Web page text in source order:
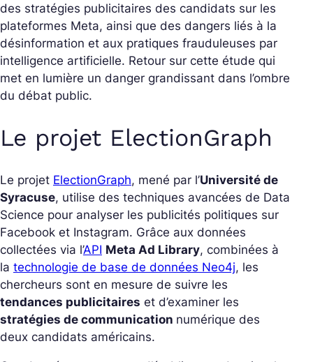
des stratégies publicitaires des candidats sur les
plateformes Meta, ainsi que des dangers liés à la
désinformation et aux pratiques frauduleuses par
intelligence artificielle. Retour sur cette étude qui
met en lumière un danger grandissant dans l’ombre
du débat public.
Le projet ElectionGraph
Le projet ElectionGraph, mené par l’Université de
Syracuse, utilise des techniques avancées de Data
Science pour analyser les publicités politiques sur
Facebook et Instagram. Grâce aux données
collectées via l’API Meta Ad Library, combinées à
la technologie de base de données Neo4j, les
chercheurs sont en mesure de suivre les
tendances publicitaires et d’examiner les
stratégies de communication numérique des
deux candidats américains.